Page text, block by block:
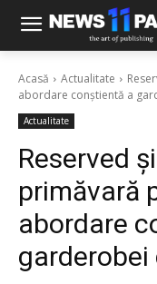
Acasă Actualitate
abordare conștientă a
Actualitate
Reserved
primăvară
abordare
garderobei